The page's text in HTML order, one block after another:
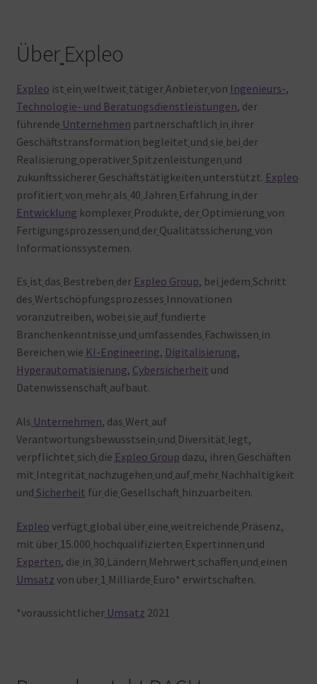
Über Expleo
Expleo ist ein weltweit tätiger Anbietervon Ingenieurs-,
Technologie- und Beratungsdienstleistungen, der
führende Unternehmen partnerschaftlich in ihrer
Geschäftstransformation begleitet und sie bei der
Realisierung operativer Spitzenleistungen und
zukunftssicherer Geschäftstätigkeiten unterstützt. Expleo
profitiert von mehr als 40 Jahren Erfahrung in der
Entwicklung komplexer Produkte, der Optimierung von
Fertigungsprozessen und der Qualitätssicherung von
Informationssystemen.
Es ist das Bestreben der Expleo Group, bei jedem Schritt
des Wertschöpfungsprozesses Innovationen
voranzutreiben, wobei sie auf fundierte
Branchenkenntnisse und umfassendes Fachwissen in
Bereichen wie KI-Engineering, Digitalisierung,
Hyperautomatisierung, Cybersicherheit und
Datenwissenschaft aufbaut.
Als Unternehmen, das Wert auf
Verantwortungsbewusstsein und Diversität legt,
verpflichtet sich die Expleo Group dazu, ihren Geschäften
mit Integrität nachzugehen und auf mehr Nachhaltigkeit
und Sicherheit für die Gesellschaft hinzuarbeiten.
Expleo verfügt global über eine weitreichende Präsenz,
mit über 15.000 hochqualifizierten Expertinnen und
Experten, die in 30 Ländern Mehrwert schaffen und einen
Umsatz von über 1 Milliarde Euro* erwirtschaften.
*voraussichtlicherUmsatz 2021